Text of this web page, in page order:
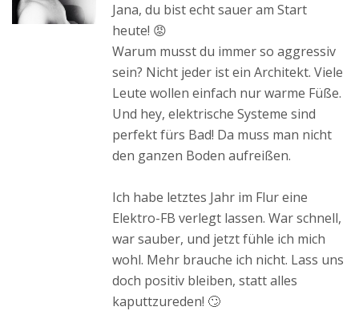
Jana, du bist echt sauer am Start
heute! 😡
Warum musst du immer so aggressiv
sein? Nicht jeder ist ein Architekt. Viele
Leute wollen einfach nur warme Füße.
Und hey, elektrische Systeme sind
perfekt fürs Bad! Da muss man nicht
den ganzen Boden aufreißen.
Ich habe letztes Jahr im Flur eine
Elektro-FB verlegt lassen. War schnell,
war sauber, und jetzt fühle ich mich
wohl. Mehr brauche ich nicht. Lass uns
doch positiv bleiben, statt alles
kaputtzureden! 🙄